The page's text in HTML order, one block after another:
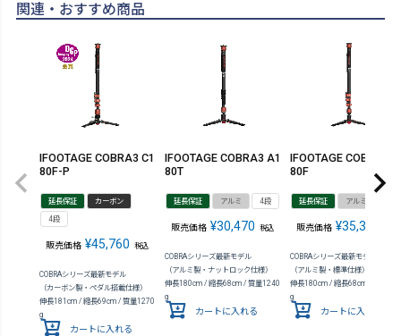
関連・おすすめ商品
IFOOTAGE COBRA3 C1
80F-P
延長保証
カーボン
4段
販売価格 ¥45,760 税込
COBRAシリーズ最新モデル
（カーボン製・ペダル搭載仕様）
伸長181cm / 縮長69cm / 質量1270
g
カートに入れる
IFOOTAGE COBRA3 A1
80T
延長保証 アルミ 4段
販売価格 ¥30,470 税込
COBRAシリーズ最新モデル
（アルミ製・ナットロック仕様）
伸長180cm / 縮長68cm / 質量1240
g
カートに入れる
IFOOTAGE COBRA3
80F
延長保証 アルミ
販売価格 ¥35,310
COBRAシリーズ最新モデル
（アルミ製・標準仕様）
伸長180cm / 縮長68cm / 質量
g
カートに入れる